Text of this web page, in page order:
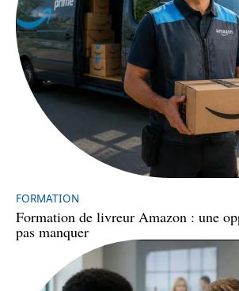
FORMATION
Formation de livreur Amazon : une
pas manquer